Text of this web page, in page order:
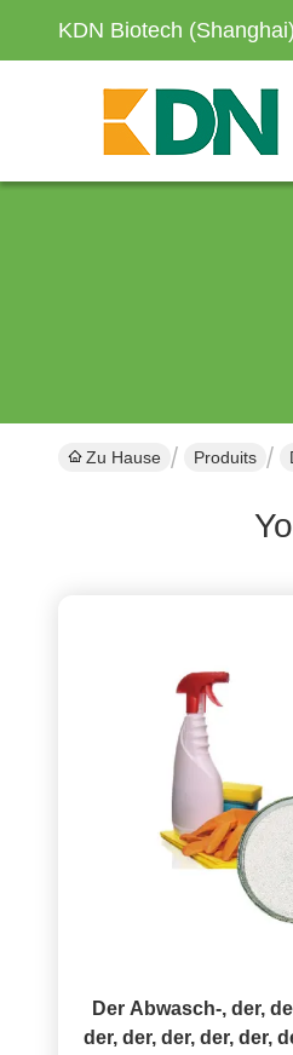
KDN Biotech
Zu Hause Produits
Der Abwasch-, der,
der, der, der, der, der,